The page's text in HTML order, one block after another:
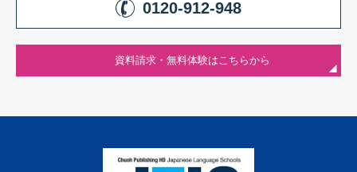
0120-912-948
資料請求・無料体験はこちらから